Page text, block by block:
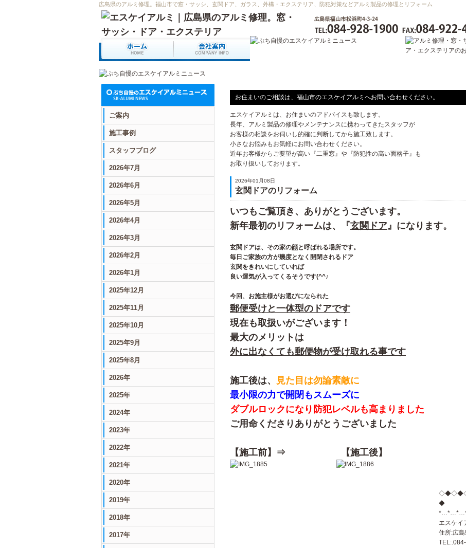
広島県のアルミ修理。福山市で窓・サッシ、玄関ドア、ガラス、外構・エクステリア、防犯対策などアルミ製品の修理とリフォーム
ご案内
施工事例
スタッフブログ
2026年7月
2026年6月
2026年5月
2026年4月
2026年3月
2026年2月
2026年1月
2025年12月
2025年11月
2025年10月
2025年9月
2025年8月
2026年
2025年
2024年
2023年
2022年
2021年
2020年
2019年
2018年
2017年
お住まいのご相談は、福山市のエスケイアルミへお問い合わせください。
エスケイアルミは、お住まいのアドバイスも致します。
長年、アルミ製品の修理やメンテナンスに携わってきたスタッフが
お客様の相談をお伺いし的確に判断してから施工致します。
小さなお悩みもお気軽にお問い合わせください。
近年お客様からご要望が高い『二重窓』や『防犯性の高い面格子』も
お取り扱いしております。
2026年01月08日
玄関ドアのリフォーム
いつもご覧頂き、ありがとうございます。
新年最初のリフォームは、『玄関ドア』になります。
玄関ドアは、その家の顔と呼ばれる場所です。
毎日ご家族の方が幾度となく開閉されるドア
玄関をきれいにしていれば
良い運気が入ってくるそうです(^^♪
今回、お施主様がお選びになられた
郵便受けと一体型のドアです
現在も取扱いがございます！
最大のメリットは
外に出なくても郵便物が受け取れる事です
施工後は、
見た目は勿論素敵に
最小限の力で開閉もスムーズに
ダブルロックになり防犯レベルも高まりました
ご用命くださりありがとうございました
【施工前】⇒ 【施工後】
◆
エスケイ
住所:広